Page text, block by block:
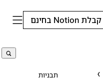
קבלת Notion בחינם
תבניות